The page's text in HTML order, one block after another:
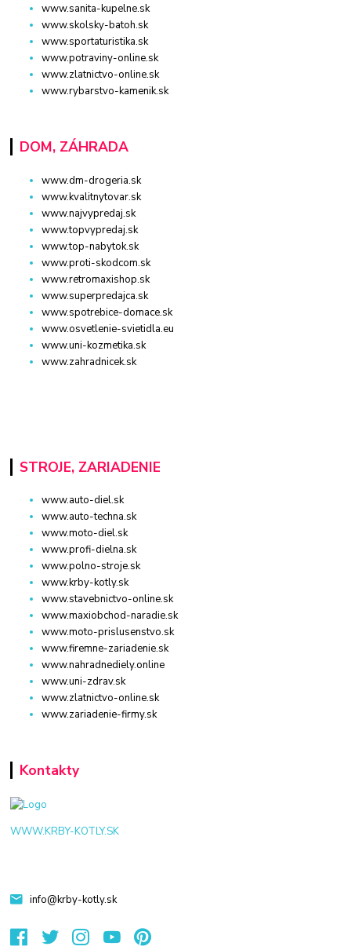
www.sanita-kupelne.sk
www.skolsky-batoh.sk
www.sportaturistika.sk
www.potraviny-online.sk
www.zlatnictvo-online.sk
www.rybarstvo-kamenik.sk
DOM, ZÁHRADA
www.dm-drogeria.sk
www.kvalitnytovar.sk
www.najvypredaj.sk
www.topvypredaj.sk
www.top-nabytok.sk
www.proti-skodcom.sk
www.retromaxishop.sk
www.superpredajca.sk
www.spotrebice-domace.sk
www.osvetlenie-svietidla.eu
www.uni-kozmetika.sk
www.zahradnicek.sk
STROJE, ZARIADENIE
www.auto-diel.sk
www.auto-techna.sk
www.moto-diel.sk
www.profi-dielna.sk
www.polno-stroje.sk
www.krby-kotly.sk
www.stavebnictvo-online.sk
www.maxiobchod-naradie.sk
www.moto-prislusenstvo.sk
www.firemne-zariadenie.sk
www.nahradnediely.online
www.uni-zdrav.sk
www.zlatnictvo-online.sk
www.zariadenie-firmy.sk
Kontakty
WWW.KRBY-KOTLY.SK
info@krby-kotly.sk